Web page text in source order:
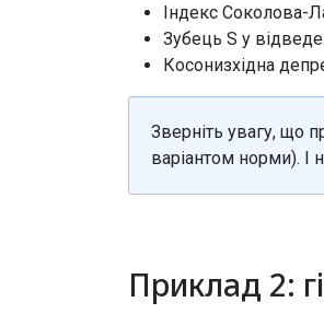
Індекс Соколова-
Зубець S у
Косонизхідна
Зверніть увагу, що
варіантом норми). І
Приклад 2: